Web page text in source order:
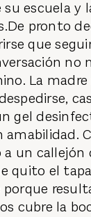
escuela y
pronto
que
no
La
gel
amabilidad.
un callejón
quito el
porque
cubre la